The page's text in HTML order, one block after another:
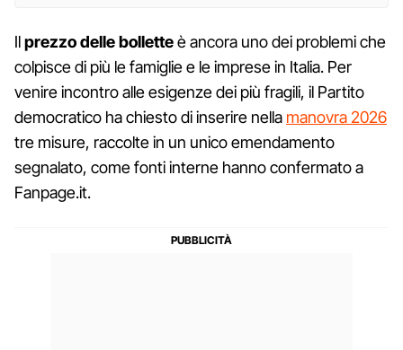
Ilprezzo delle bolletteè ancora uno dei problemi che
colpisce di più le famiglie e le imprese in Italia. Per
venire incontro alle esigenze dei più fragili, il Partito
democratico ha chiesto di inserire nella manovra 2026
tre misure, raccolte in un unico emendamento
segnalato, come fonti interne hanno confermato a
Fanpage.it.